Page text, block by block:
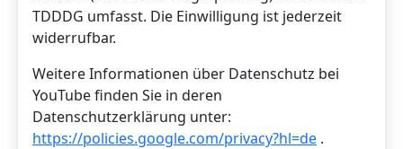
TDDDG umfasst. Die Einwilligung ist jederzeit
widerrufbar.
Weitere Informationen über Datenschutz bei
YouTube finden Sie in deren
Datenschutzerklärung unter:
https://policies.google.com/privacy?hl=de .